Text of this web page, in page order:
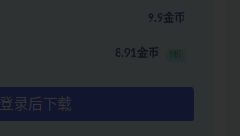
9.9金币
8.91金币 9折
登录后下载